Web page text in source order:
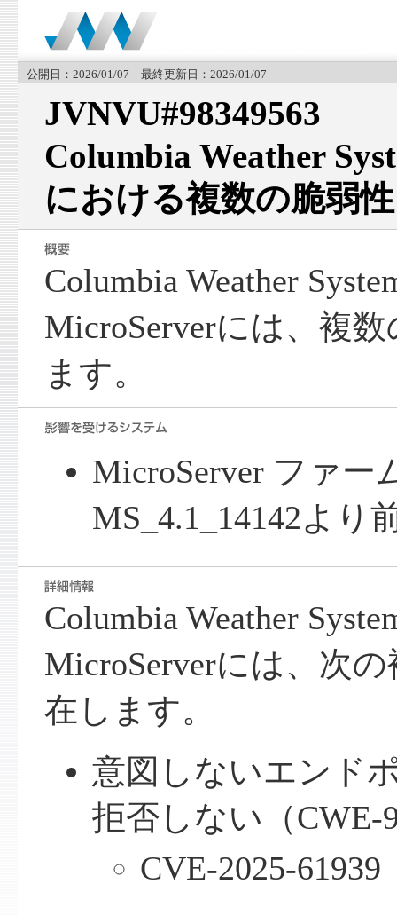
公開日：2026/01/07 最終更新日：2026/01/07
JVNVU#98349563
Columbia Weather
における複数の脆弱性
Columbia Weather
MicroServerには、複
ます。
MicroServer ファー
MS_4.1_14142より
Columbia Weather
MicroServerには、次
在します。
意図しないエンド
拒否しない（CWE-
CVE-2025-61939